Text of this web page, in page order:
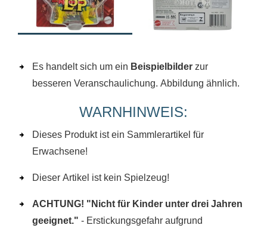
Es handelt sich um ein Beispielbilder zur
besseren Veranschaulichung. Abbildung ähnlich.
WARNHINWEIS:
Dieses Produkt ist ein Sammlerartikel für
Erwachsene!
Dieser Artikel ist kein Spielzeug!
ACHTUNG! "Nicht für Kinder unter drei Jahren
geeignet." - Erstickungsgefahr aufgrund